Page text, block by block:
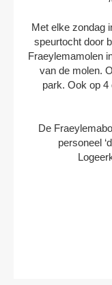
Met elke zondag
speurtocht door
Fraeylemamolen
van de molen.
park. Ook op 4
De
personeel